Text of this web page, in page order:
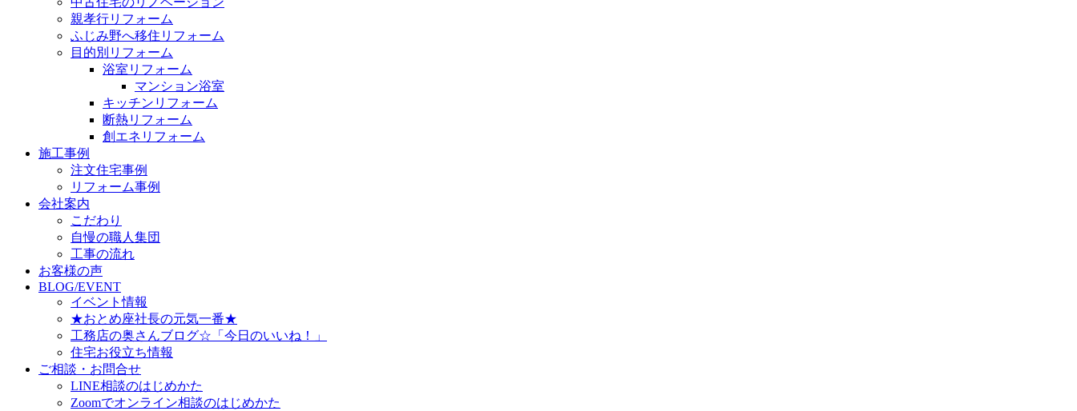
親孝行リフォーム
ふじみ野へ移住リフォーム
目的別リフォーム
浴室リフォーム
マンション浴室
キッチンリフォーム
断熱リフォーム
創エネリフォーム
施工事例
注文住宅事例
リフォーム事例
会社案内
こだわり
自慢の職人集団
工事の流れ
お客様の声
BLOG/EVENT
イベント情報
★おとめ座社長の元気一番★
工務店の奥さんブログ☆「今日のいいね！」
住宅お役立ち情報
ご相談・お問合せ
LINE相談のはじめかた
Zoomでオンライン相談のはじめかた